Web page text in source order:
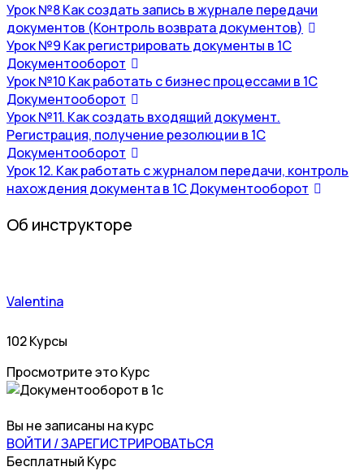
Урок №8 Как создать запись в журнале передачи
документов (Контроль возврата документов)
Урок №9 Как регистрировать документы в 1С
Документооборот
Урок №10 Как работать с бизнес процессами в 1С
Документооборот
Урок №11. Как создать входящий документ.
Регистрация, получение резолюции в 1С
Документооборот
Урок 12. Как работать с журналом передачи, контроль
нахождения документа в 1С Документооборот
Об инструкторе
Valentina
102 Курсы
Просмотрите это Курс
Вы не записаны на курс
ВОЙТИ / ЗАРЕГИСТРИРОВАТЬСЯ
Бесплатный Курс